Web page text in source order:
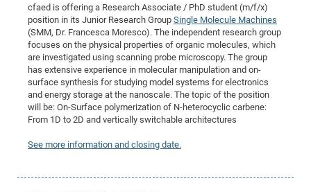
cfaed is offering a Research Associate / PhD student (m/f/x)
position in its Junior Research Group Single Molecule Machines
(SMM, Dr. Francesca Moresco). The independent research group
focuses on the physical properties of organic molecules, which
are investigated using scanning probe microscopy. The group
has extensive experience in molecular manipulation and on-
surface synthesis for studying model systems for electronics
and energy storage at the nanoscale. The topic of the position
will be: On-Surface polymerization of N-heterocyclic carbene:
From 1D to 2D and vertically switchable architectures
See more information and closing date.